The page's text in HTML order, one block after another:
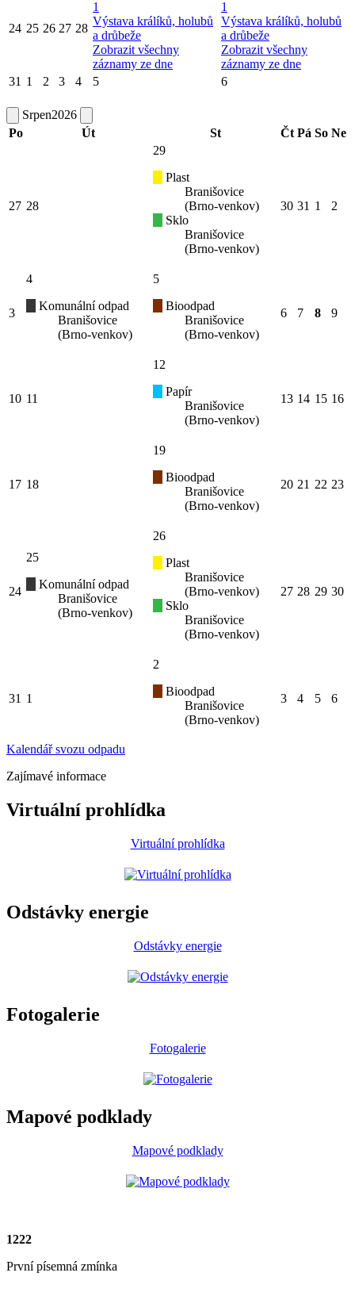
24 25 26 27 28
1
Výstava králíků, holubů
a drůbeže
Zobrazit všechny
záznamy ze dne
1
Výstava králíků, holubů
a drůbeže
Zobrazit všechny
záznamy ze dne
31 1 2 3 4 5 6
Srpen2026
Po
Út St Čt Pá So Ne
27 28
29
Plast
Branišovice
(Brno-venkov)
Sklo
Branišovice
(Brno-venkov)
30 31 1 2
3
4
Komunální odpad
Branišovice
(Brno-venkov)
5
Bioodpad
Branišovice
(Brno-venkov)
6 7 8 9
10 11
12
Papír
Branišovice
(Brno-venkov)
13 14 15 16
17 18
19
Bioodpad
Branišovice
(Brno-venkov)
20 21 22 23
24
25
Komunální odpad
Branišovice
(Brno-venkov)
26
Plast
Branišovice
(Brno-venkov)
Sklo
Branišovice
(Brno-venkov)
27 28 29 30
31 1
2
Bioodpad
Branišovice
(Brno-venkov)
3 4 5 6
Kalendář svozu odpadu
Zajímavé informace
Virtuální prohlídka
Virtuální prohlídka
Odstávky energie
Odstávky energie
Fotogalerie
Fotogalerie
Mapové podklady
Mapové podklady
1222
První písemná zmínka